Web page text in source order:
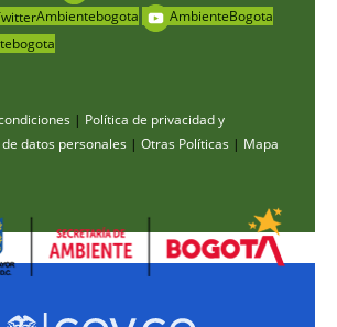
Ambientebogota
AmbienteBogota
| Política de privacidad y
datos personales | Otras Políticas | Mapa